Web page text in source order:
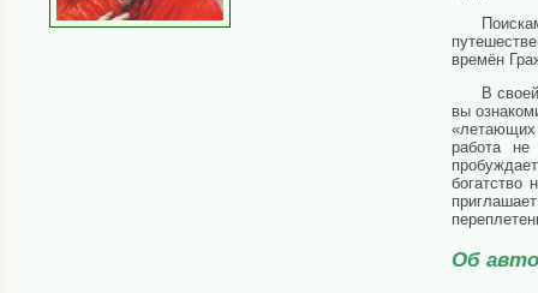
времён
В
вы
работа
богатство
Об